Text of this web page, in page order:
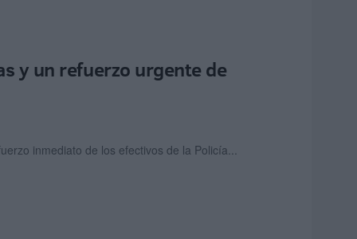
y un refuerzo urgente de
inmediato de los efectivos de la Policía...